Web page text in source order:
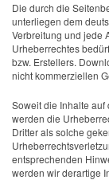
Die durch die
unterliegen dem
Verbreitung und jede
Urheberrechtes
bzw. Erstellers.
nicht kommerziellen
Soweit die Inhalte auf
werden die
Dritter als solche
entsprechenden
werden wir derartige